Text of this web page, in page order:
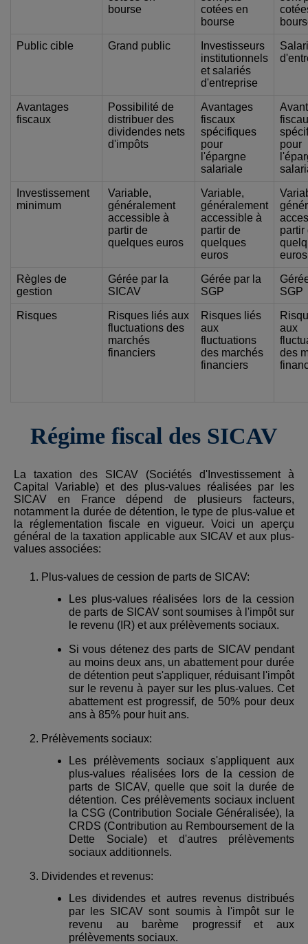
bourse
cotées en
bourse
Public cible Grand public
Investisseurs
institutionnels
et salariés
d'entreprise
Avantages
fiscaux
Possibilité de
distribuer des
dividendes nets
d'impôts
Avantages
fiscaux
spécifiques
pour
l'épargne
salariale
pour
Investissement
minimum
Variable,
généralement
accessible à
partir de
quelques euros
Variable,
généralement
accessible à
partir de
quelques
euros
partir
euros
Règles de
gestion
Gérée par la
SICAV
Gérée par la
SGP
SGP
Risques
Risques liés aux
fluctuations des
marchés
financiers
Risques liés
aux
fluctuations
des marchés
financiers
aux
des
Régime fiscal des SICAV
La taxation des SICAV (Sociétés d'Investissement à
Capital Variable) et des plus-values réalisées par les
SICAV en France dépend de plusieurs facteurs,
notamment la durée de détention, le type de plus-value et
la réglementation fiscale en vigueur. Voici un aperçu
général de la taxation applicable aux SICAV et aux plus-
values associées:
Plus-values de cession de parts de SICAV:
Les plus-values réalisées lors de la cession
de parts de SICAV sont soumises à l'impôt sur
le revenu (IR) et aux prélèvements sociaux.
Si vous détenez des parts de SICAV pendant
au moins deux ans, un abattement pour durée
de détention peut s'appliquer, réduisant l'impôt
sur le revenu à payer sur les plus-values. Cet
abattement est progressif, de 50% pour deux
ans à 85% pour huit ans.
Prélèvements sociaux:
Les prélèvements sociaux s'appliquent aux
plus-values réalisées lors de la cession de
parts de SICAV, quelle que soit la durée de
détention. Ces prélèvements sociaux incluent
la CSG (Contribution Sociale Généralisée), la
CRDS (Contribution au Remboursement de la
Dette Sociale) et d'autres prélèvements
sociaux additionnels.
Dividendes et revenus:
Les dividendes et autres revenus distribués
par les SICAV sont soumis à l'impôt sur le
revenu au barème progressif et aux
prélèvements sociaux.